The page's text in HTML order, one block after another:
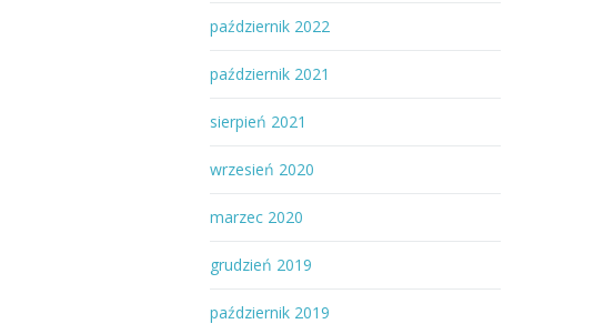
październik 2022
październik 2021
sierpień 2021
wrzesień 2020
marzec 2020
grudzień 2019
październik 2019